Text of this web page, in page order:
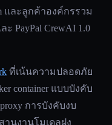
และลูกค้าองค์กรรวม
ะ PayPal CrewAI 1.0
ที่เน้นความปลอดภัย
container แบบบังคับ
การบังคับงบ
านงานโมเดลฝูง